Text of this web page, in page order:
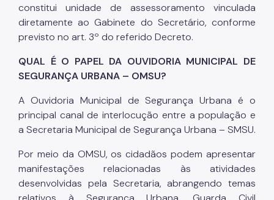
constitui unidade de assessoramento vinculada
diretamente ao Gabinete do Secretário, conforme
previsto no art. 3º do referido Decreto.
QUAL É O PAPEL DA OUVIDORIA MUNICIPAL DE
SEGURANÇA URBANA – OMSU?
A Ouvidoria Municipal de Segurança Urbana é o
principal canal de interlocução entre a população e
a Secretaria Municipal de Segurança Urbana – SMSU.
Por meio da OMSU, os cidadãos podem apresentar
manifestações relacionadas às atividades
desenvolvidas pela Secretaria, abrangendo temas